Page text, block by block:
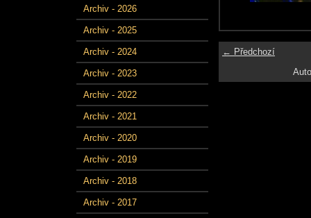
Archiv - 2026
Archiv - 2025
Archiv - 2024
Archiv - 2023
Archiv - 2022
Archiv - 2021
Archiv - 2020
Archiv - 2019
Archiv - 2018
Archiv - 2017
← Předchozí